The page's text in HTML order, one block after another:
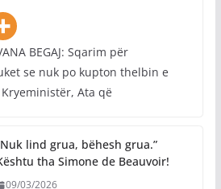
BEGAJ: Sqarim për
se nuk po kupton thelbin e
Ata që
lind grua, bëhesh grua.”
tha Simone de Beauvoir!
09/03/2026